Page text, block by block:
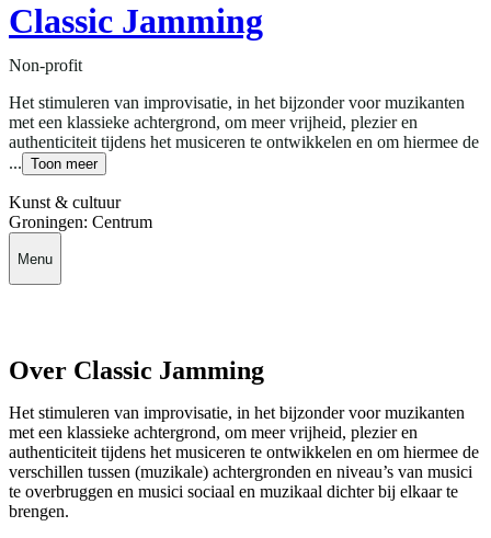
Classic Jamming
Non-profit
Het stimuleren van improvisatie, in het bijzonder voor muzikanten
met een klassieke achtergrond, om meer vrijheid, plezier en
authenticiteit tijdens het musiceren te ontwikkelen en om hiermee de
... Toon meer
Kunst & cultuur
Groningen: Centrum
Menu
Over Classic Jamming
Het stimuleren van improvisatie, in het bijzonder voor muzikanten
met een klassieke achtergrond, om meer vrijheid, plezier en
authenticiteit tijdens het musiceren te ontwikkelen en om hiermee de
verschillen tussen (muzikale) achtergronden en niveau’s van musici
te overbruggen en musici sociaal en muzikaal dichter bij elkaar te
brengen.